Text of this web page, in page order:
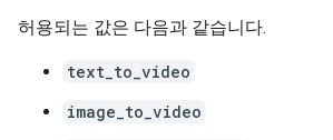
허용되는 값은 다음과 같습니다.
text_to_video
image_to_video